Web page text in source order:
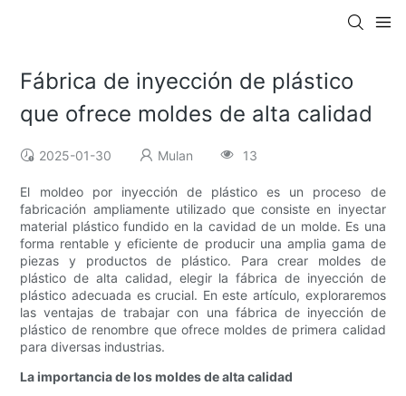
Fábrica de inyección de plástico
que ofrece moldes de alta calidad
2025-01-30 Mulan 13
El moldeo por inyección de plástico es un proceso de
fabricación ampliamente utilizado que consiste en inyectar
material plástico fundido en la cavidad de un molde. Es una
forma rentable y eficiente de producir una amplia gama de
piezas y productos de plástico. Para crear moldes de
plástico de alta calidad, elegir la fábrica de inyección de
plástico adecuada es crucial. En este artículo, exploraremos
las ventajas de trabajar con una fábrica de inyección de
plástico de renombre que ofrece moldes de primera calidad
para diversas industrias.
La importancia de los moldes de alta calidad